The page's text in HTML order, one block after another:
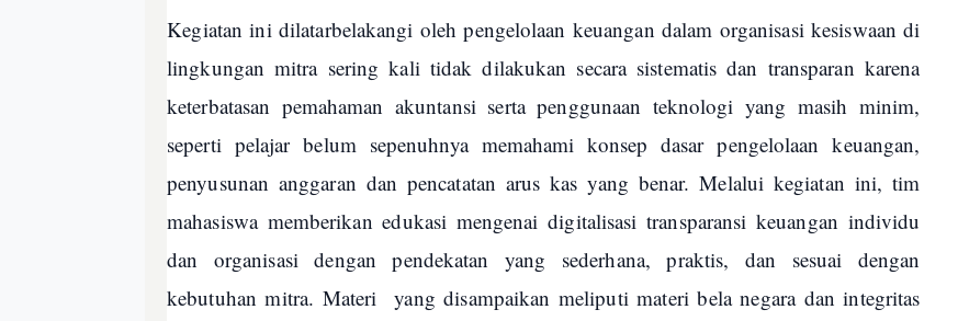
Kegiatan ini dilatarbelakangi oleh pengelolaan keuangan dalam organisasi kesiswaan di
lingkungan mitra sering kali tidak dilakukan secara sistematis dan transparan karena
keterbatasan pemahaman akuntansi serta penggunaan teknologi yang masih minim,
seperti pelajar belum sepenuhnya memahami konsep dasar pengelolaan keuangan,
penyusunan anggaran dan pencatatan arus kas yang benar. Melalui kegiatan ini, tim
mahasiswa memberikan edukasi mengenai digitalisasi transparansi keuangan individu
dan organisasi dengan pendekatan yang sederhana, praktis, dan sesuai dengan
kebutuhan mitra. Materi yang disampaikan meliputi materi bela negara dan integritas